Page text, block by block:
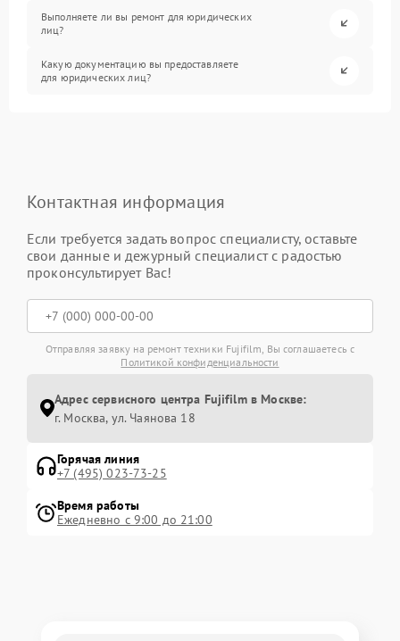
Выполняете ли вы ремонт для юридических
лиц?
Какую документацию вы предоставляете
для юридических лиц?
Контактная информация
Если требуется задать вопрос специалисту, оставьте
свои данные и дежурный специалист с радостью
проконсультирует Вас!
Отправляя заявку на ремонт техники Fujifilm, Вы соглашаетесь с
Политикой конфиденциальности
Адрес сервисного центра Fujifilm в Москве:
г. Москва, ул. Чаянова 18
Горячая линия
+7 (495) 023-73-25
Время работы
Ежедневно с 9:00 до 21:00